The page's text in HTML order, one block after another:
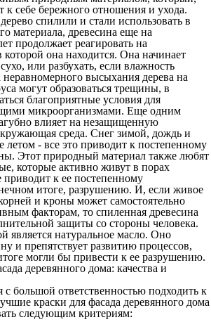
к себе бережного отношения и ухода.
спилили и стали использовать в
материала, древесина еще на
продолжает реагировать на
она находится. Она начинает
или разбухать, если влажность
неравномерного высыхания дерева на
могут образоваться трещины, в
благоприятные условия для
микроорганизмами. Еще одним
влияет на незащищенную
среда. Снег зимой, дождь и
летом - все это приводит к постепенному
Этот природный материал также любят
которые активно живут в порах
приводит к ее постепенному
итоге, разрушению. И, если живое
и кроны может самостоятельно
факторам, то спиленная древесина
защиты со стороны человека.
является натуральное масло. Оно
и препятствует развитию процессов,
могли бы привести к ее разрушению.
деревянного дома: качества и
с большой ответственностью подходить к
краски для фасада деревянного дома
следующим критериям: